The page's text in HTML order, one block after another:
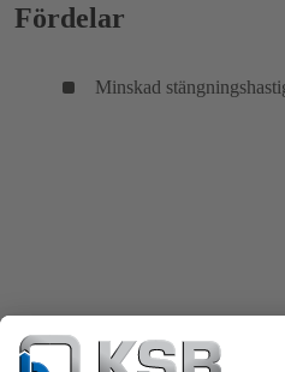
Fördelar
Minskad